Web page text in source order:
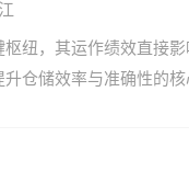
纽，其运作绩效直接
仓储效率与准确性的